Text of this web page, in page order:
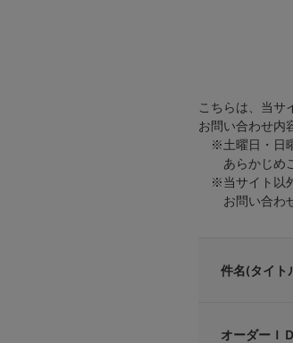
こちらは、当サ
お問い合わせ内
※土曜日・日曜
あらかじめご
※当サイト以
お問い合わせ
件名(タイト
オーダーＩＤ